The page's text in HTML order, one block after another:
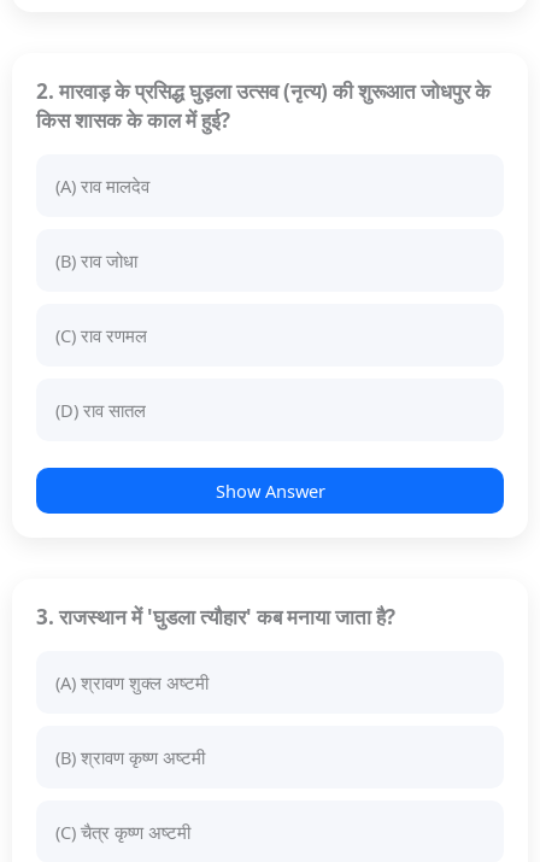
2. मारवाड़ के प्रसिद्ध घुड़ला उत्सव (नृत्य) की शुरूआत जोधपुर के
किस शासक के काल में हुई?
(A) राव मालदेव
(B) राव जोधा
(C) राव रणमल
(D) राव सातल
Show Answer
3. राजस्थान में 'घुडला त्यौहार' कब मनाया जाता है?
(A) श्रावण शुक्ल अष्टमी
(B) श्रावण कृष्ण अष्टमी
(C) चैत्र कृष्ण अष्टमी